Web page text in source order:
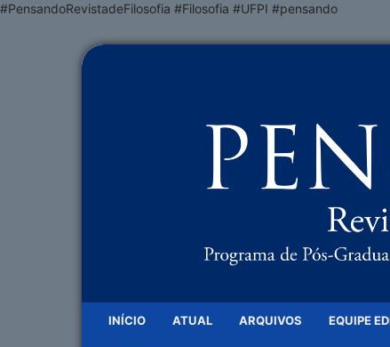
#PensandoRevistadeFilosofia #Filosofia #UFPI #pensando
INÍCIO ATUAL ARQUIVOS EQUIPE